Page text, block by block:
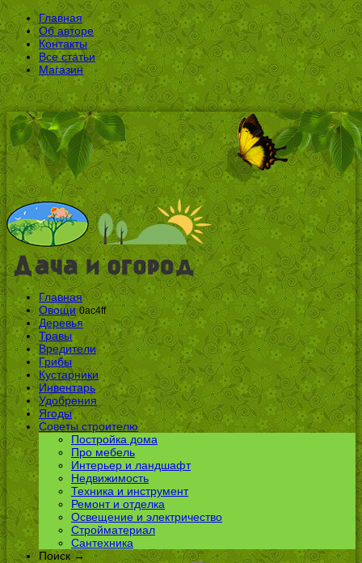
Главная
Об авторе
Контакты
Все статьи
Магазин
Главная
Овощи 0ac4ff
Деревья
Травы
Вредители
Грибы
Кустарники
Инвентарь
Удобрения
Ягоды
Советы строителю
Постройка дома
Про мебель
Интерьер и ландшафт
Недвижимость
Техника и инструмент
Ремонт и отделка
Освещение и электричество
Стройматериал
Сантехника
Поиск →